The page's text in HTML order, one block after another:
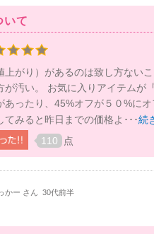
いて
上がり）があるのは致し方ないこ
が汚い。 お気に入りアイテムが
あったり、45%オフが５０%に
てみると昨日までの価格よ･･･続
110 点
かー さん 30代前半